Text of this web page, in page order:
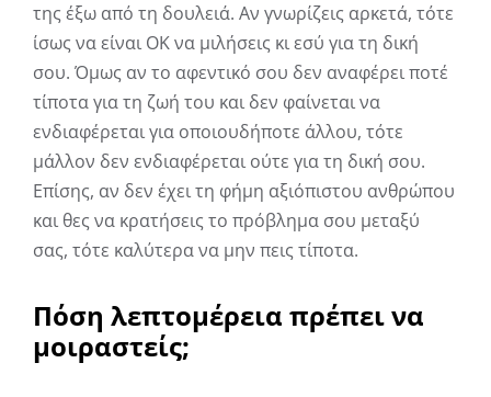
της έξω από τη δουλειά. Αν γνωρίζεις αρκετά, τότε
ίσως να είναι ΟΚ να μιλήσεις κι εσύ για τη δική
σου. Όμως αν το αφεντικό σου δεν αναφέρει ποτέ
τίποτα για τη ζωή του και δεν φαίνεται να
ενδιαφέρεται για οποιουδήποτε άλλου, τότε
μάλλον δεν ενδιαφέρεται ούτε για τη δική σου.
Επίσης, αν δεν έχει τη φήμη αξιόπιστου ανθρώπου
και θες να κρατήσεις το πρόβλημα σου μεταξύ
σας, τότε καλύτερα να μην πεις τίποτα.
Πόση λεπτομέρεια πρέπει να
μοιραστείς;